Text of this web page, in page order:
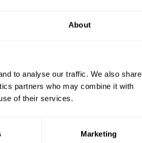
About
to analyse our traffic. We also share
partners who may combine it with
of their services.
Marketing